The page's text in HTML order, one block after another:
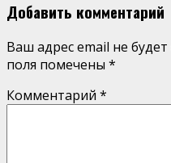
Добавить комментарий
Ваш адрес email не
поля помечены *
Комментарий *